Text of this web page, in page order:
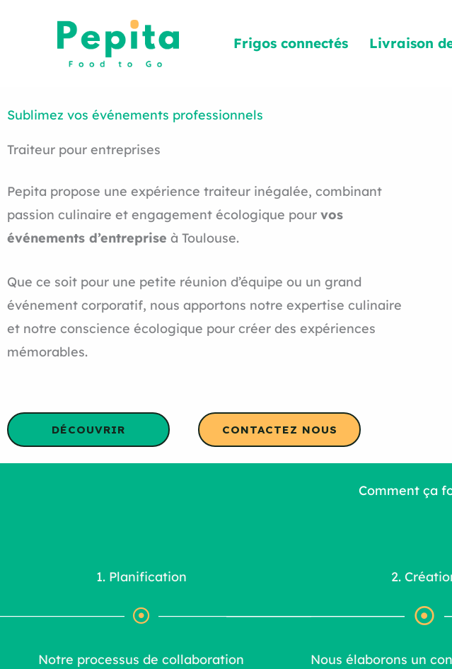
Frigos connectés Livraison
Sublimez vos événements professionnels
Traiteur pour entreprises
Pepita propose une expérience traiteur inégalée, combinant
passion culinaire et engagement écologique pour vos
événements d’entreprise à Toulouse.
Que ce soit pour une petite réunion d’équipe ou un grand
événement corporatif, nous apportons notre expertise culinaire
et notre conscience écologique pour créer des expériences
mémorables.
DÉCOUVRIR CONTACTEZ NOUS
Comment ça
1. Planification
Notre processus de collaboration
2.
Nous élaborons un